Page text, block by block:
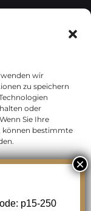
wir
zu speichern
oder
Sie Ihre
können bestimmte
| All Rights
p15-250